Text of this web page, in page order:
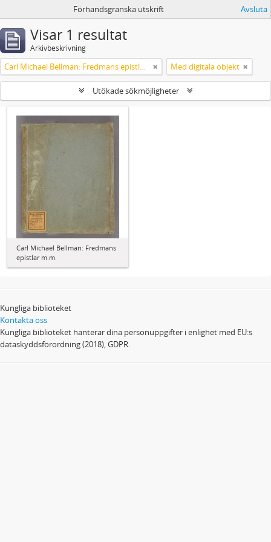
Förhandsgranska utskrift Avsluta
Visar 1 resultat
Arkivbeskrivning
Carl Michael Bellman: Fredmans epistlar m.m. Med digitala objekt
Utökade sökmöjligheter
Carl Michael Bellman: Fredmans
epistlar m.m.
Kungliga biblioteket
Kontakta oss
Kungliga biblioteket hanterar dina personuppgifter i enlighet med EU:s
dataskyddsförordning (2018), GDPR.